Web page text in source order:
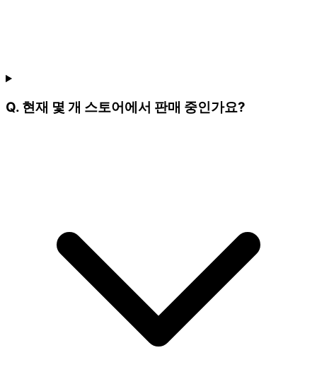
Q. 현재 몇 개 스토어에서 판매 중인가요?